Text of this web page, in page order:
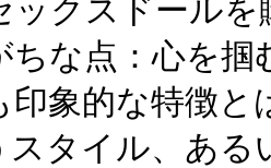
ックスドール
ちな点：心を掴
印象的な特徴と
スタイル、ある